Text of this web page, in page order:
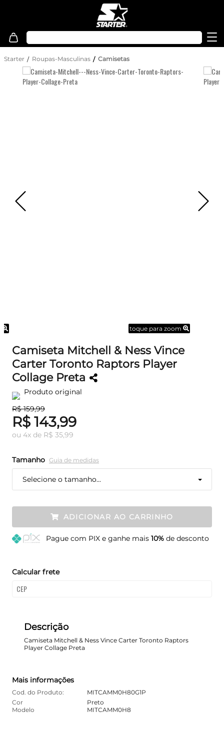
Starter Roupas-Masculinas Camisetas
toque para zoom
Camiseta Mitchell & Ness Vince
Carter Toronto Raptors Player
Collage Preta
Produto original
R$ 159,99
R$ 143,99
ou 4x de R$ 35,99
Tamanho Guia de medidas
Selecione o tamanho...
ADICIONAR AO CARRINHO
Pague com PIX e ganhe mais 10%de desconto
Calcular frete
Descrição
Camiseta Mitchell & Ness Vince Carter Toronto Raptors
Player Collage Preta
Mais informações
Cod. do Produto:
MITCAMM0H80G1P
Cor
Preto
Modelo
MITCAMM0H8